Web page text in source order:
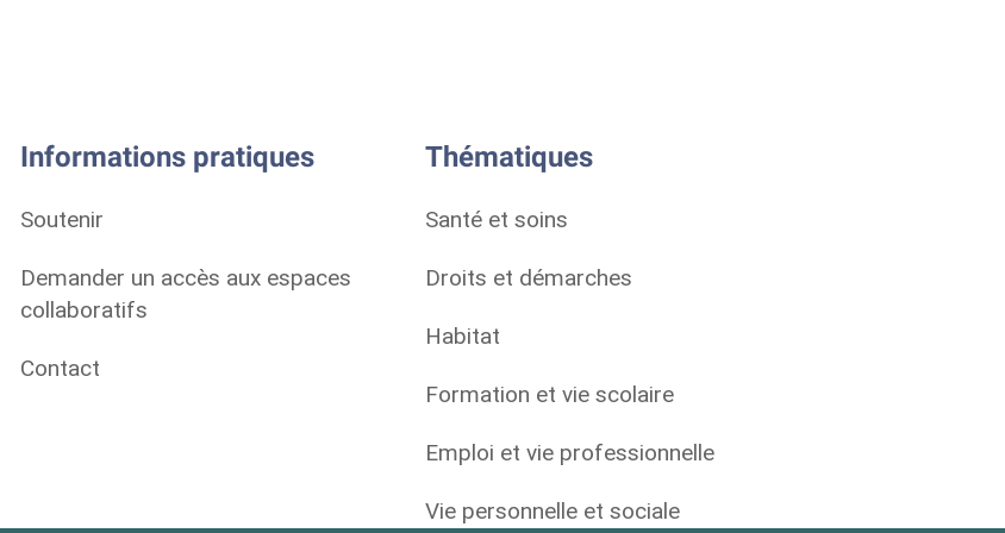
Informations pratiques
Soutenir
Demander un accès aux espaces
collaboratifs
Contact
Thématiques
Santé et soins
Droits et démarches
Habitat
Formation et vie scolaire
Emploi et vie professionnelle
Vie personnelle et sociale